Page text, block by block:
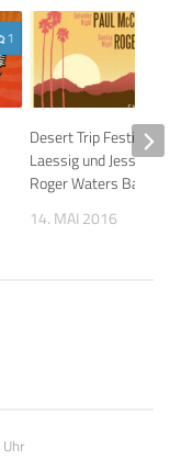
1
Desert Trip Festival:
Laessig und Jess
Roger Waters Band
14. MAI 2016